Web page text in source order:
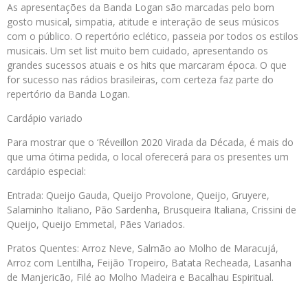
As apresentações da Banda Logan são marcadas pelo bom
gosto musical, simpatia, atitude e interação de seus músicos
com o público. O repertório eclético, passeia por todos os estilos
musicais. Um set list muito bem cuidado, apresentando os
grandes sucessos atuais e os hits que marcaram época. O que
for sucesso nas rádios brasileiras, com certeza faz parte do
repertório da Banda Logan.
Cardápio variado
Para mostrar que o ‘Réveillon 2020 Virada da Década, é mais do
que uma ótima pedida, o local oferecerá para os presentes um
cardápio especial:
Entrada: Queijo Gauda, Queijo Provolone, Queijo, Gruyere,
Salaminho Italiano, Pão Sardenha, Brusqueira Italiana, Crissini de
Queijo, Queijo Emmetal, Pães Variados.
Pratos Quentes: Arroz Neve, Salmão ao Molho de Maracujá,
Arroz com Lentilha, Feijão Tropeiro, Batata Recheada, Lasanha
de Manjericão, Filé ao Molho Madeira e Bacalhau Espiritual.